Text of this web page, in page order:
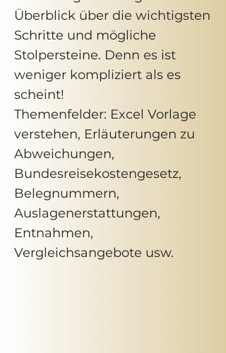
Überblick über die wichtigsten
Schritte und mögliche
Stolpersteine. Denn es ist
weniger kompliziert als es
scheint!
Themenfelder: Excel Vorlage
verstehen, Erläuterungen zu
Abweichungen,
Bundesreisekostengesetz,
Belegnummern,
Auslagenerstattungen,
Entnahmen,
Vergleichsangebote usw.